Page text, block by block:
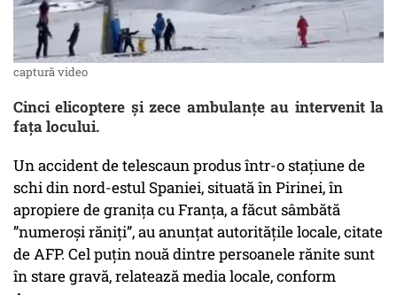
captură video
Cinci elicoptere și zece ambulanțe au intervenit la
fața locului.
Un accident de telescaun produs într-o staţiune de
schi din nord-estul Spaniei, situată în Pirinei, în
apropiere de graniţa cu Franţa, a făcut sâmbătă
”numeroşi răniţi”, au anunţat autorităţile locale, citate
de AFP. Cel puţin nouă dintre persoanele rănite sunt
în stare gravă, relatează media locale, conform